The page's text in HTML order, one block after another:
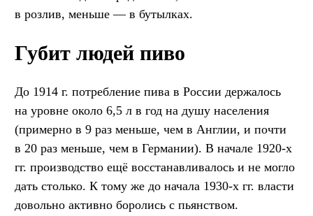
в розлив, меньше — в бутылках.
Губит людей пиво
До 1914 г. потребление пива в России держалось
на уровне около 6,5 л в год на душу населения
(примерно в 9 раз меньше, чем в Англии, и почти
в 20 раз меньше, чем в Германии). В начале 1920-х
гг. производство ещё восстанавливалось и не могло
дать столько. К тому же до начала 1930-х гг. власти
довольно активно боролись с пьянством.